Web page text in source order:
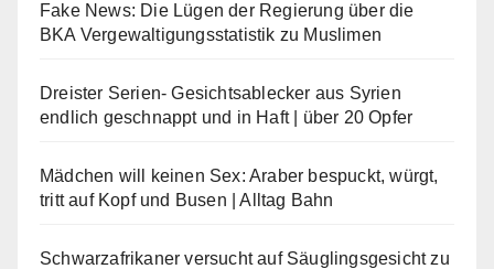
Fake News: Die Lügen der Regierung über die
BKA Vergewaltigungsstatistik zu Muslimen
Dreister Serien- Gesichtsablecker aus Syrien
endlich geschnappt und in Haft | über 20 Opfer
Mädchen will keinen Sex: Araber bespuckt, würgt,
tritt auf Kopf und Busen | Alltag Bahn
Schwarzafrikaner versucht auf Säuglingsgesicht zu